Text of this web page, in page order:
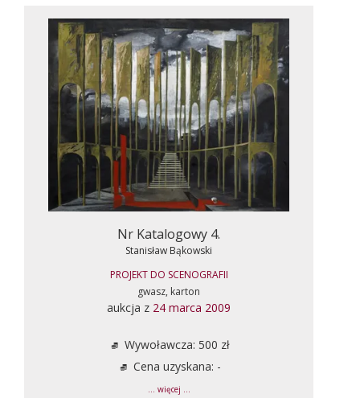
Nr Katalogowy 4.
Stanisław Bąkowski
PROJEKT DO SCENOGRAFII
gwasz, karton
aukcja z 24 marca 2009
Wywoławcza: 500 zł
Cena uzyskana: -
... więcej ...